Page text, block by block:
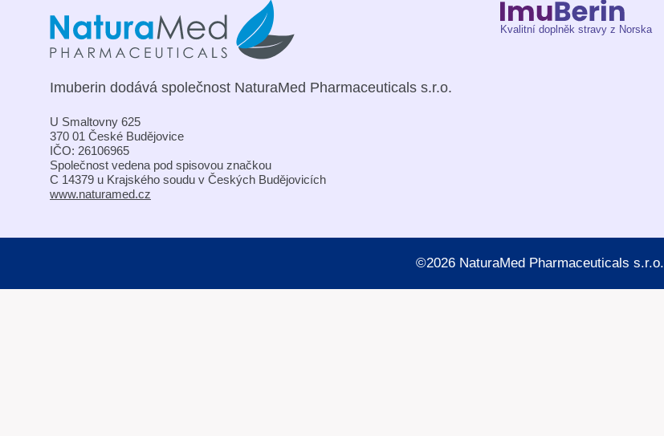
Imuberin dodává společnost NaturaMed Pharmaceuticals s.r.o.
U Smaltovny 625
370 01 České Budějovice
IČO: 26106965
Společnost vedena pod spisovou značkou
C 14379 u Krajského soudu v Českých Budějovicích
www.naturamed.cz
Kvalitní doplněk stravy z Norska
©2026 NaturaMed Pharmaceuticals s.r.o.